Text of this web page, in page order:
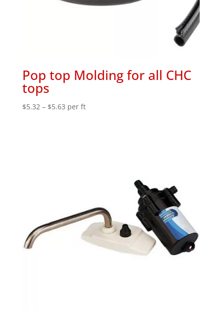
Pop top Molding for all CHC
tops
$5.32 – $5.63Price
per ft